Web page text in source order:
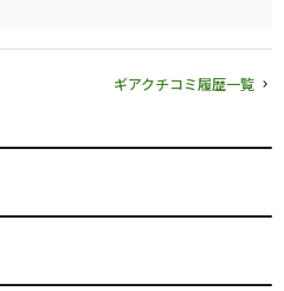
ギアクチコミ履歴一覧